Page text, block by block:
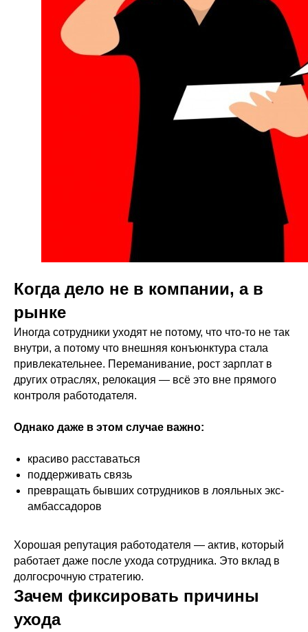
Когда дело не в компании, а в
рынке
Иногда сотрудники уходят не потому, что что-то не так
внутри, а потому что внешняя конъюнктура стала
привлекательнее. Переманивание, рост зарплат в
других отраслях, релокация — всё это вне прямого
контроля работодателя.
Однако даже в этом случае важно:
красиво расставаться
поддерживать связь
превращать бывших сотрудников в лояльных экс-
амбассадоров
Хорошая репутация работодателя — актив, который
работает даже после ухода сотрудника. Это вклад в
долгосрочную стратегию.
Зачем фиксировать причины
ухода